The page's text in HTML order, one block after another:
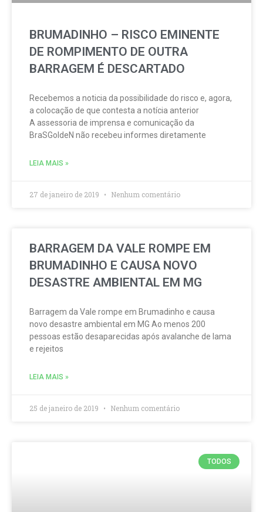
BRUMADINHO – RISCO EMINENTE
DE ROMPIMENTO DE OUTRA
BARRAGEM É DESCARTADO
Recebemos a noticia da possibilidade do risco e, agora,
a colocação de que contesta a notícia anterior
A assessoria de imprensa e comunicação da
BraSGoldeN não recebeu informes diretamente
LEIA MAIS »
27 de janeiro de 2019 Nenhum comentário
BARRAGEM DA VALE ROMPE EM
BRUMADINHO E CAUSA NOVO
DESASTRE AMBIENTAL EM MG
Barragem da Vale rompe em Brumadinho e causa
novo desastre ambiental em MG Ao menos 200
pessoas estão desaparecidas após avalanche de lama
e rejeitos
LEIA MAIS »
25 de janeiro de 2019 Nenhum comentário
TODOS